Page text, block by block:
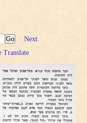
Next
Translate